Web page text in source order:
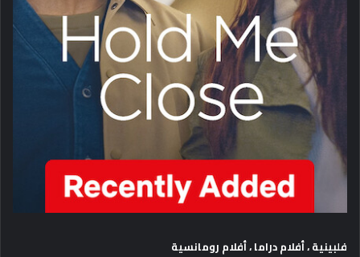
فلبينية ، أفلام دراما ، أفلام رومانسية